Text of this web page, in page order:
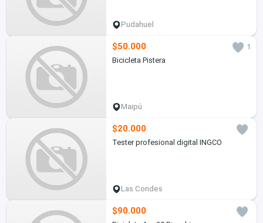
Pudahuel
$50.000
1
Bicicleta Pistera
Maipú
$20.000
Tester profesional digital INGCO
Las Condes
$90.000